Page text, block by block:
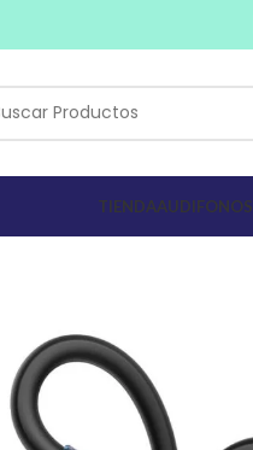
TIENDAAUDIFONOS